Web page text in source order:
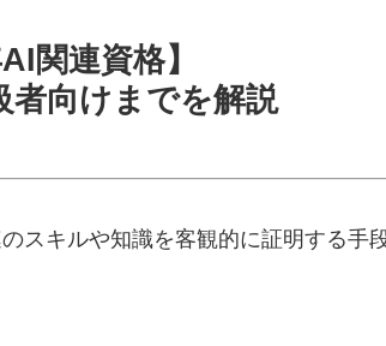
関連資格】
者向けまでを解説
スキルや知識を客観的に証明する手